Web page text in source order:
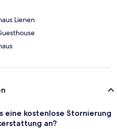
Lienen
eine kostenlose Stornierung
an?